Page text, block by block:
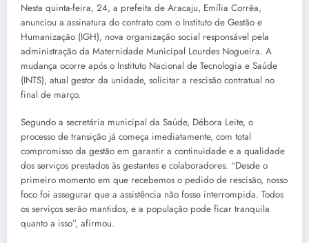
Nesta quinta-feira, 24, a prefeita de Aracaju, Emília Corrêa,
anunciou a assinatura do contrato com o Instituto de Gestão e
Humanização (IGH), nova organização social responsável pela
administração da Maternidade Municipal Lourdes Nogueira. A
mudança ocorre após o Instituto Nacional de Tecnologia e Saúde
(INTS), atual gestor da unidade, solicitar a rescisão contratual no
final de março.
Segundo a secretária municipal da Saúde, Débora Leite, o
processo de transição já começa imediatamente, com total
compromisso da gestão em garantir a continuidade e a qualidade
dos serviços prestados às gestantes e colaboradores. “Desde o
primeiro momento em que recebemos o pedido de rescisão, nosso
foco foi assegurar que a assistência não fosse interrompida. Todos
os serviços serão mantidos, e a população pode ficar tranquila
quanto a isso”, afirmou.